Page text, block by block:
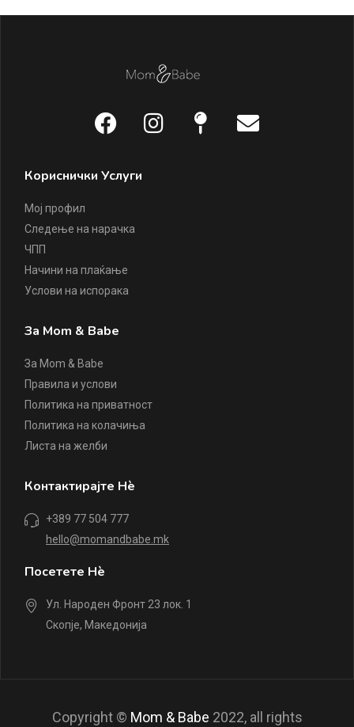
Кориснички Услуги
Мој профил
Следење на нарачка
ЧПП
Начини на плаќање
Услови на испорака
За Mom & Babe
За Mom & Babe
Правила и услови
Политика на приватност
Политика на колачиња
Листа на желби
Контактирајте Нè
+389 77 504 777
hello@momandbabe.mk
Посетете Нè
Ул. Народен Фронт 23 лок. 1
Скопје, Македонија
Copyright © Mom & Babe 2022, all rights